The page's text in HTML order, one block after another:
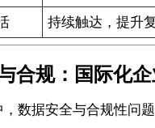
持续触达，提升
合规：国际化
数据安全与合规性问